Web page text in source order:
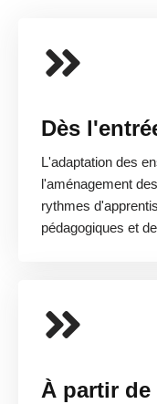
Dès
L'adaptation des
l'aménagement
rythmes
pédagogiques et
À partir de